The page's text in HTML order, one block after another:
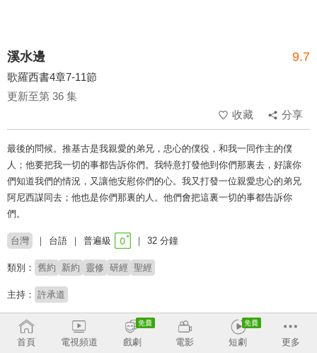
溪水邊 9.7
歌羅西書4章7-11節
更新至第 36 集
收藏
分享
最後的問候。推基古是我親愛的弟兄，忠心的僕役，和我一同作主的僕
人；他要把我一切的事都告訴你們。我特意打發他到你們那裏去，好讓你
們知道我們的情況，又讓他安慰你們的心。我又打發一位親愛忠心的弟兄
阿尼西謀同去；他也是你們那裏的人。他們會把這裏一切的事都告訴你
們。
台灣 台語 普遍級 32 分鐘
類別： 舊約 新約 靈修 研經 聖經
主持： 許承道
收回
首頁
電視頻道 戲劇 電影 短劇 更多